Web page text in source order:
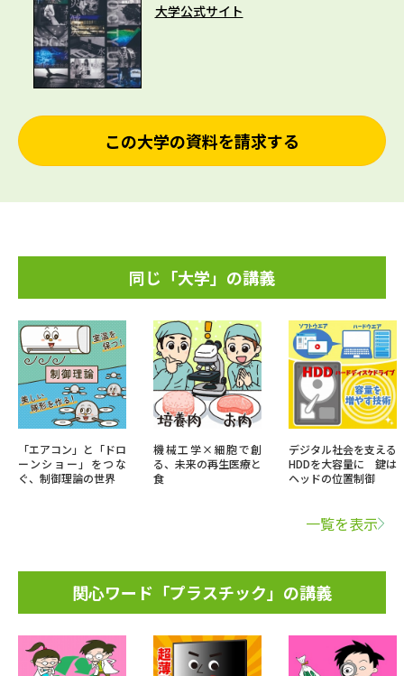
大学公式サイト
この大学の資料を請求する
同じ「大学」の講義
「エアコン」と「ドロ
ーンショー」をつな
ぐ、制御理論の世界
機械工学×細胞で創
る、未来の再生医療と
食
デジタル社会を支える
HDDを大容量に 鍵は
ヘッドの位置制御
一覧を表示
関心ワード「プラスチック」の講義